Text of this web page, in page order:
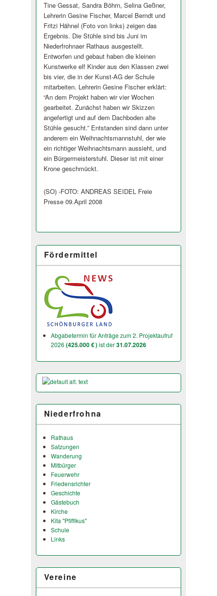
Tine Gessat, Sandra Böhrn, Selina Geßner,
Lehrerin Gesine Fischer, Marcel Berndt und
Fritzi Hähnel (Foto von links) zeigen das
Ergebnis. Die Stühle sind bis Juni im
Niederfrohnaer Rathaus ausgestellt.
Entworfen und gebaut haben die kleinen
Kunstwerke elf Kinder aus den Klassen zwei
bis vier, die in der Kunst-AG der Schule
mitarbeiten. Lehrerin Gesine Fischer erklärt:
“An dem Projekt haben wir vier Wochen
gearbeitet. Zunächst haben wir Skizzen
angefertigt und auf dem Dachboden alte
Stühle gesucht.” Entstanden sind dann unter
anderem ein Weihnachtsmannstuhl, der wie
ein richtiger Weihnachtsmann aussieht, und
ein Bürgermeisterstuhl. Dieser ist mit einer
Krone geschmückt.
(SO) -FOTO: ANDREAS SEIDEL Freie
Presse 09.April 2008
Fördermittel
Abgabetermin für Anträge zum 2. Projektaufruf
2026 (425.000 € )ist der31.07.2026
Niederfrohna
Rathaus
Satzungen
Wanderung
Mitbürger
Feuerwehr
Friedensrichter
Geschichte
Gästebuch
Kirche
Kita "Pfiffikus"
Schule
Links
Vereine